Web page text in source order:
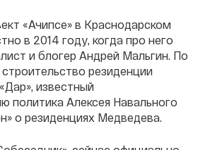
«Ачипсе» в Краснодарском
в 2014 году, когда про него
и блогер Андрей Мальгин. По
резиденции
известный
политика Алексея Навального
о резиденциях Медведева.